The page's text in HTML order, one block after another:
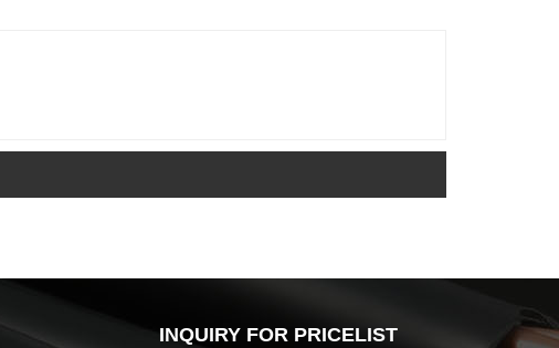
INQUIRY FOR PRICELIST